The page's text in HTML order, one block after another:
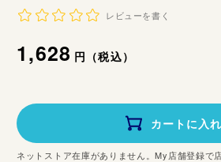
レビューを書く
通
価
格
1,628円（税込）
カートに入
ネットストア在庫がありません。My店舗登録で